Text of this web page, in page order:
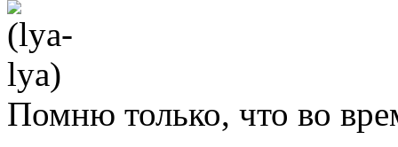
Помню только, что во